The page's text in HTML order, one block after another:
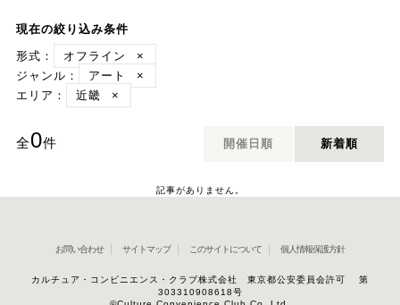
現在の絞り込み条件
形式：
オフライン
×
ジャンル：
アート
×
エリア：
近畿 ×
全0件 開催日順 新着順
記事がありません。
お問い合わせ サイトマップ このサイトについて 個人情報保護方針
カルチュア・コンビニエンス・クラブ株式会社 東京都公安委員会許可 第
303310908618号